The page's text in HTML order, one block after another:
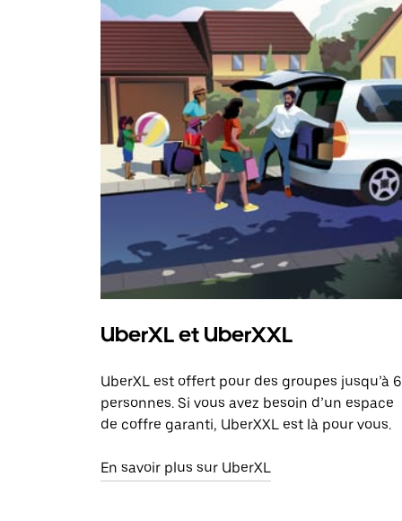
UberXL et UberXXL
UberXL est offert pour des groupes jusqu’à 6
personnes. Si vous avez besoin d’un espace
de coffre garanti, UberXXL est là pour vous.
En savoir plus sur UberXL